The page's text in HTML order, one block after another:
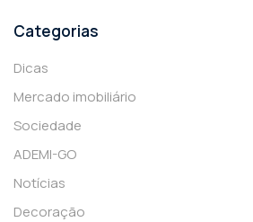
Categorias
Dicas
Mercado imobiliário
Sociedade
ADEMI-GO
Notícias
Decoração